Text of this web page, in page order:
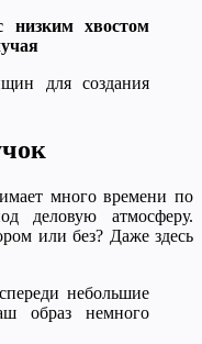
низким хвостом
много времени по
деловую атмосферу.
или без? Даже здесь
небольшие
образ немного